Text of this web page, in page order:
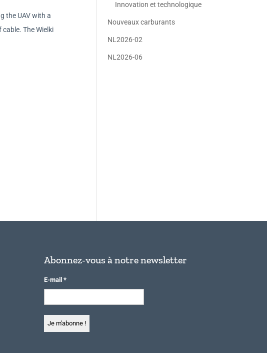
the UAV with a
The Wielki
Innovation et technologique
Nouveaux carburants
NL2026-02
NL2026-06
Abonnez-vous à notre newsletter
E-mail *